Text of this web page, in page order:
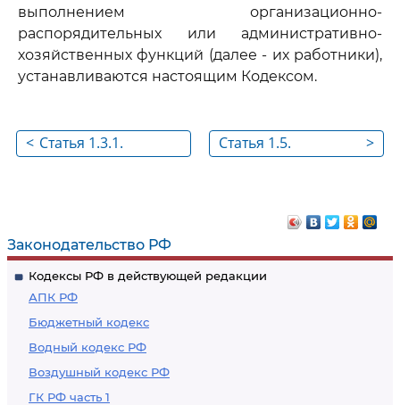
Законодательство РФ
Кодексы РФ в действующей редакции
АПК РФ
Бюджетный кодекс
Водный кодекс РФ
Воздушный кодекс РФ
ГК РФ часть 1
выполнением организационно-
распорядительных или административно-
хозяйственных функций (далее - их работники),
устанавливаются настоящим Кодексом.
< Статья 1.3.1.
Федерации в области
законодательства об
административных
правонарушениях
>
Статья 1.5.